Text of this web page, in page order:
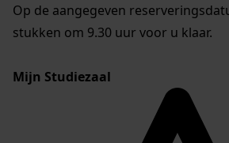
Op de aangegeven
stukken om 9.30 uur voor u klaar.
Mijn Studiezaal